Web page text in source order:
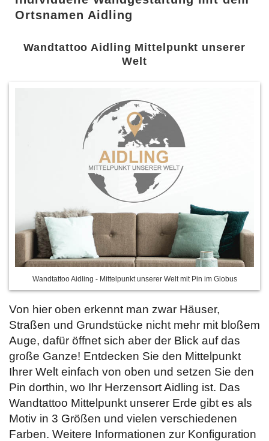
Ortsnamen Aidling
Wandtattoo Aidling Mittelpunkt unserer
Welt
Wandtattoo Aidling - Mittelpunkt unserer Welt mit Pin im Globus
Von hier oben erkennt man zwar Häuser,
Straßen und Grundstücke nicht mehr mit bloßem
Auge, dafür öffnet sich aber der Blick auf das
große Ganze! Entdecken Sie den Mittelpunkt
Ihrer Welt einfach von oben und setzen Sie den
Pin dorthin, wo Ihr Herzensort Aidling ist. Das
Wandtattoo Mittelpunkt unserer Erde gibt es als
Motiv in 3 Größen und vielen verschiedenen
Farben. Weitere Informationen zur Konfiguration